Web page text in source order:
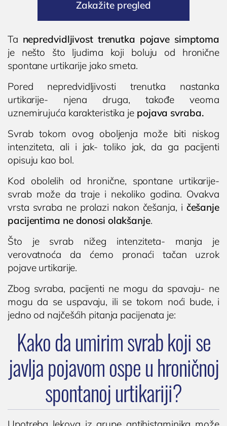
Zakažite pregled
Ta nepredvidljivost trenutka pojave simptoma
je nešto što ljudima koji boluju od hronične
spontane urtikarije jako smeta.
Pored nepredvidljivosti trenutka nastanka
urtikarije- njena druga, takođe veoma
uznemirujuća karakteristika je pojava svraba.
Svrab tokom ovog oboljenja može biti niskog
intenziteta, ali i jak- toliko jak, da ga pacijenti
opisuju kao bol.
Kod obolelih od hronične, spontane urtikarije-
svrab može da traje i nekoliko godina. Ovakva
vrsta svraba ne prolazi nakon češanja, i češanje
pacijentima ne donosi olakšanje.
Što je svrab nižeg intenziteta- manja je
verovatnoća da ćemo pronaći tačan uzrok
pojave urtikarije.
Zbog svraba, pacijenti ne mogu da spavaju- ne
mogu da se uspavaju, ili se tokom noći bude, i
jedno od najčešćih pitanja pacijenata je:
Kako da umirim svrab koji se
javlja pojavom ospe u hroničnoj
spontanoj urtikariji?